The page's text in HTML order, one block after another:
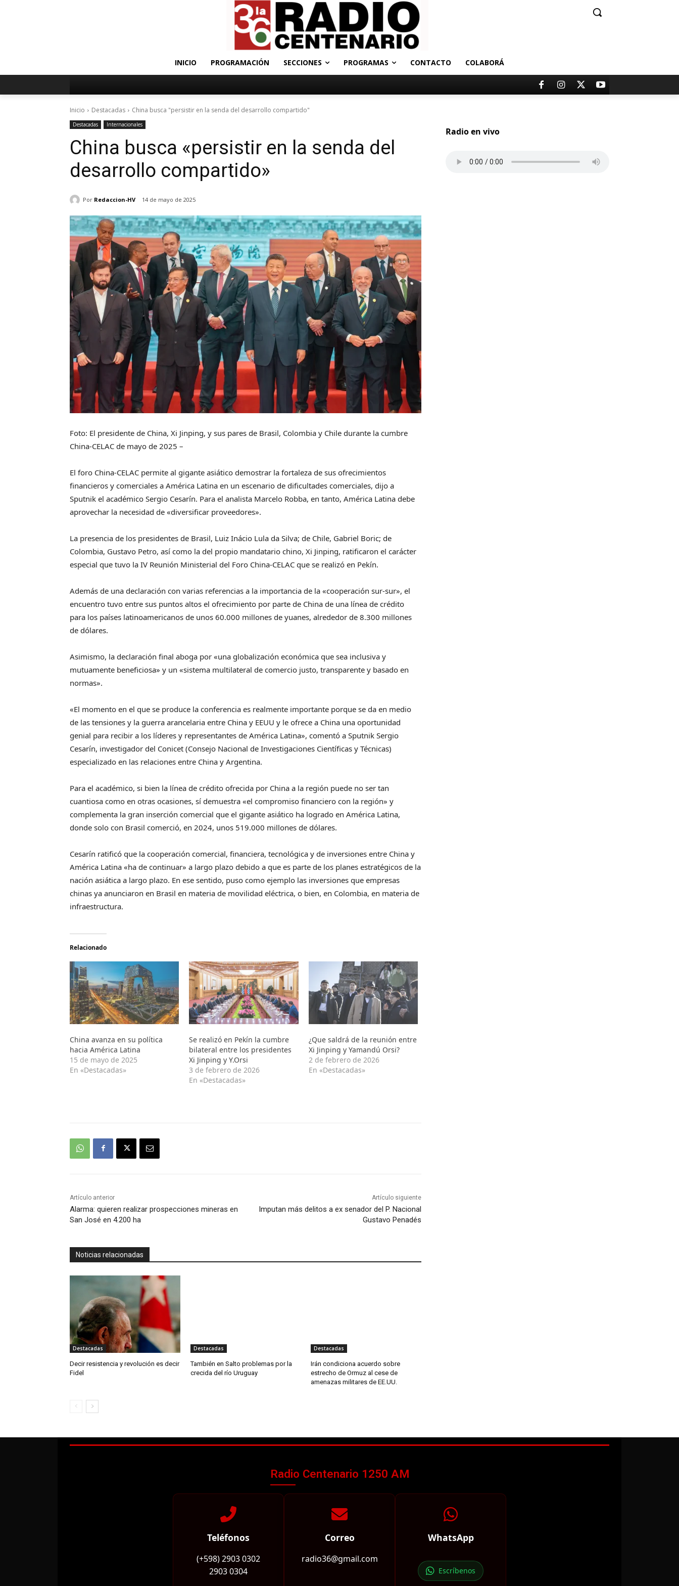
INICIO PROGRAMACIÓN SECCIONES PROGRAMAS CONTACTO COLABORÁ
Inicio Destacadas China busca "persistir en la senda del desarrollo compartido"
Destacadas Internacionales
China busca «persistir en la senda del
desarrollo compartido»
Por Redaccion-HV 14 de mayo de 2025
Foto: El presidente de China, Xi Jinping, y sus pares de Brasil, Colombia y Chile durante la cumbre
China-CELAC de mayo de 2025 –
El foro China-CELAC permite al gigante asiático demostrar la fortaleza de sus ofrecimientos
financieros y comerciales a América Latina en un escenario de dificultades comerciales, dijo a
Sputnik el académico Sergio Cesarín. Para el analista Marcelo Robba, en tanto, América Latina debe
aprovechar la necesidad de «diversificar proveedores».
La presencia de los presidentes de Brasil, Luiz Inácio Lula da Silva; de Chile, Gabriel Boric; de
Colombia, Gustavo Petro, así como la del propio mandatario chino, Xi Jinping, ratificaron el carácter
especial que tuvo la IV Reunión Ministerial del Foro China-CELAC que se realizó en Pekín.
Además de una declaración con varias referencias a la importancia de la «cooperación sur-sur», el
encuentro tuvo entre sus puntos altos el ofrecimiento por parte de China de una línea de crédito
para los países latinoamericanos de unos 60.000 millones de yuanes, alrededor de 8.300 millones
de dólares.
Asimismo, la declaración final aboga por «una globalización económica que sea inclusiva y
mutuamente beneficiosa» y un «sistema multilateral de comercio justo, transparente y basado en
normas».
«El momento en el que se produce la conferencia es realmente importante porque se da en medio
de las tensiones y la guerra arancelaria entre China y EEUU y le ofrece a China una oportunidad
genial para recibir a los líderes y representantes de América Latina», comentó a Sputnik Sergio
Cesarín, investigador del Conicet (Consejo Nacional de Investigaciones Científicas y Técnicas)
especializado en las relaciones entre China y Argentina.
Para el académico, si bien la línea de crédito ofrecida por China a la región puede no ser tan
cuantiosa como en otras ocasiones, sí demuestra «el compromiso financiero con la región» y
complementa la gran inserción comercial que el gigante asiático ha logrado en América Latina,
donde solo con Brasil comerció, en 2024, unos 519.000 millones de dólares.
Cesarín ratificó que la cooperación comercial, financiera, tecnológica y de inversiones entre China y
América Latina «ha de continuar» a largo plazo debido a que es parte de los planes estratégicos de la
nación asiática a largo plazo. En ese sentido, puso como ejemplo las inversiones que empresas
chinas ya anunciaron en Brasil en materia de movilidad eléctrica, o bien, en Colombia, en materia de
infraestructura.
Relacionado
China avanza en su política
hacia América Latina
15 de mayo de 2025
En «Destacadas»
Se realizó en Pekín la cumbre
bilateral entre los presidentes
Xi Jinping y Y.Orsi
3 de febrero de 2026
En «Destacadas»
¿Que saldrá de la reunión entre
Xi Jinping y Yamandú Orsi?
2 de febrero de 2026
En «Destacadas»
Artículo anterior
Alarma: quieren realizar prospecciones mineras en
San José en 4.200 ha
Artículo siguiente
Imputan más delitos a ex senador del P. Nacional
Gustavo Penadés
Noticias relacionadas
Destacadas
Decir resistencia y revolución es decir
Fidel
Destacadas
También en Salto problemas por la
crecida del río Uruguay
Destacadas
Irán condiciona acuerdo sobre
estrecho de Ormuz al cese de
amenazas militares de EE.UU.
Radio en vivo
Radio Centenario 1250 AM
Teléfonos
(+598) 2903 0302
2903 0304
Correo
radio36@gmail.com
WhatsApp
Escríbenos